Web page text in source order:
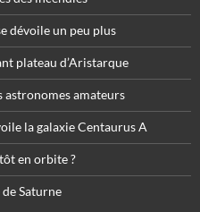
dévoile un peu plus
plateau d’Aristarque
astronomes amateurs
la galaxie Centaurus A
en orbite ?
Saturne